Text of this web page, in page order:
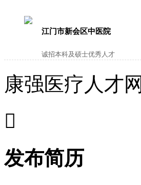
江门市新会区中医院
诚招本科及硕士优秀人才
康强医疗人才网

发布简历